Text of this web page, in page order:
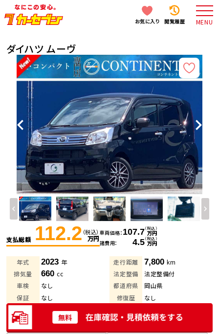
お気に入り 閲覧履歴 MENU
ダイハツ ムーヴ
支払総額 112.2 （税込）
万円
車両価格 107.7（税込）
万円
諸費用
4.5（税込）
万円
年式 2023 年 走行距離 7,800 km
排気量
660cc 法定整備
法定整備付
車検
なし 都道府県
岡山県
保証
なし 修復歴 なし